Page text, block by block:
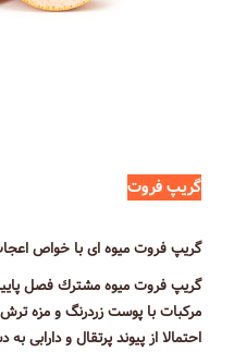
گریپ فروت
گریپ فروت میوه ای با خواص
گریپ فروت میوه مشترك فصل
مرکبات با پوست زردرنگ و مزه
احتمالا از پیوند پرتقال و دارابی